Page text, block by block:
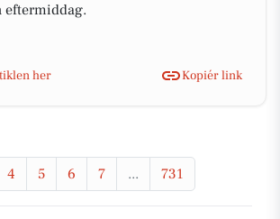
her
Kopiér link
4 5 6 7 ... 731